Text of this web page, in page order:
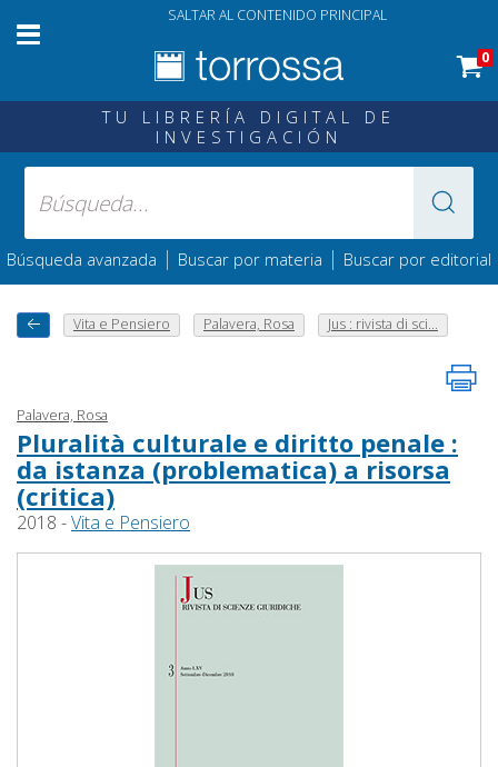
SALTAR AL CONTENIDO PRINCIPAL
0
TU LIBRERÍA DIGITAL DE
INVESTIGACIÓN
Búsqueda avanzada | Buscar por materia | Buscar por editorial
Vita e Pensiero Palavera, Rosa Jus : rivista di sci...
Palavera, Rosa
Pluralità culturale e diritto penale :
da istanza (problematica) a risorsa
(critica)
2018 -Vita e Pensiero